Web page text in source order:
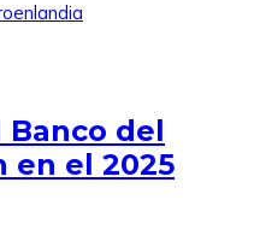
del
en el 2025